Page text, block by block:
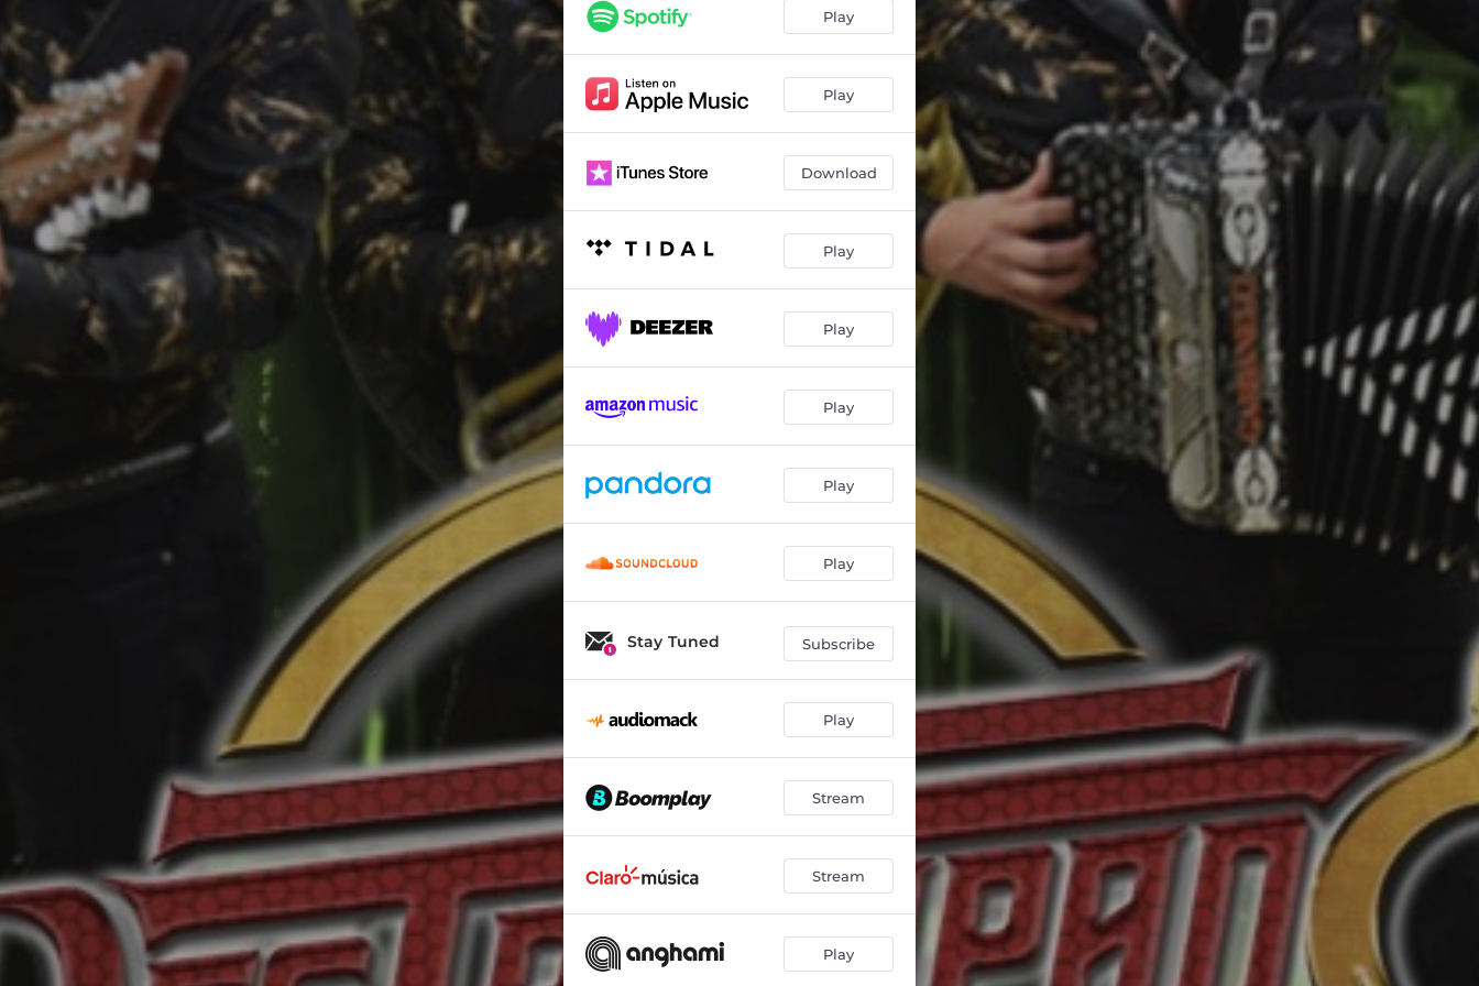
Besos y Cerezas (En Vivo) 03:40
JGL (En Vivo) 02:31
El Barranquillero (En Vivo) 03:42
El Corrido de Chalino (En Vivo) 03:27
El Pirulino (En Vivo) 03:30
El Rey de Mil Coronas (En Vivo) 02:52
Domingo 7 (En Vivo) 02:37
El Venado (En Vivo) 02:42
Tu Abandono (En Vivo)
Si Te Pudiera Mentir (En Vivo) 04:11
Se Fue la Pantera (En Vivo)
Popurri de Zapatiados (En Vivo) 05:08
04:00
La Mujer Que Deje (En Vivo) 02:49
Play
Play
Download
Play
Play
Play
Play
Play
Stay Tuned Subscribe
Play
Stream
Stream
Play